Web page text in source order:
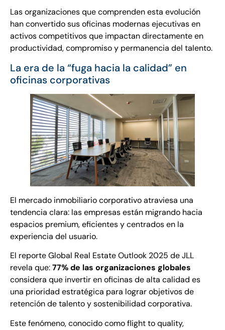
Las organizaciones que comprenden esta evolución
han convertido sus oficinas modernas ejecutivas en
activos competitivos que impactan directamente en
productividad, compromiso y permanencia del talento.
La era de la “fuga hacia la calidad” en
oficinas corporativas
El mercado inmobiliario corporativo atraviesa una
tendencia clara: las empresas están migrando hacia
espacios premium, eficientes y centrados en la
experiencia del usuario.
El reporte Global Real Estate Outlook 2025 de JLL
revela que:77% de las organizaciones globales
considera que invertir en oficinas de alta calidad es
una prioridad estratégica para lograr objetivos de
retención de talento y sostenibilidad corporativa.
Este fenómeno, conocido como flight to quality,